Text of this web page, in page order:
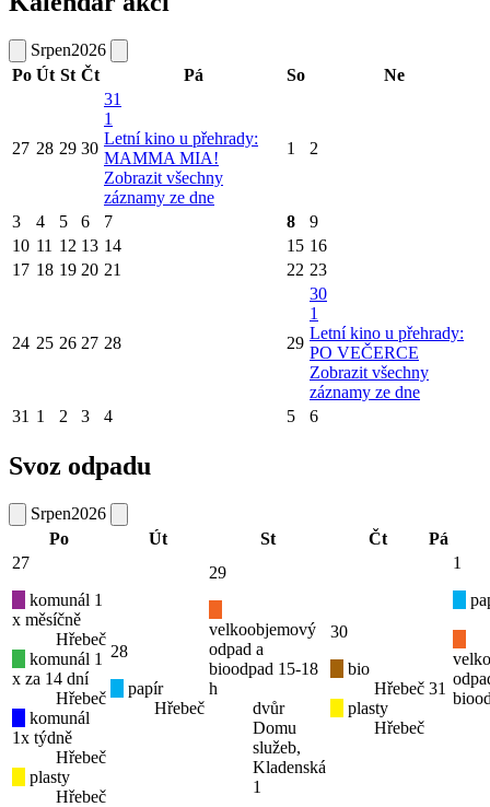
Srpen2026
Po Út St Čt Pá So Ne
27 28 29 30
31
1
Letní kino u přehrady:
MAMMA MIA!
Zobrazit všechny
záznamy ze dne
1 2
3 4 5 6 7 8
9
10 11 12 13 14 15 16
17 18 19 20 21 22 23
24 25 26 27 28 29
30
1
Letní kino u přehrady:
PO VEČERCE
Zobrazit všechny
záznamy ze dne
31 1 2 3 4 5 6
Svoz odpadu
Srpen2026
Po
Út St Čt
Pá
27
komunál 1
x měsíčně
Hřebeč
komunál 1
x za 14 dní
Hřebeč
komunál
1x týdně
Hřebeč
plasty
Hřebeč
28
papír
Hřebeč
29
velkoobjemový
odpad a
bioodpad 15-18
h
dvůr
Domu
služeb,
Kladenská
1
30
bio
Hřebeč
plasty
Hřebeč
31
1